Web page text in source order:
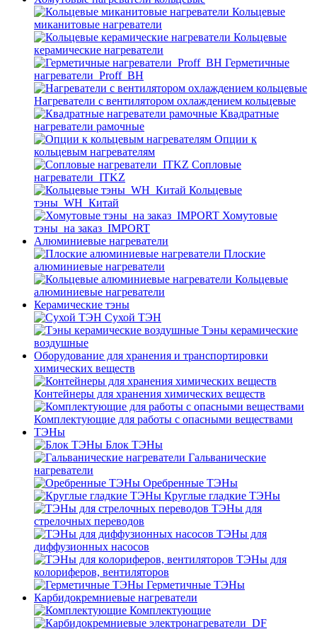
Кольцевые
миканитовые нагреватели
Кольцевые
керамические нагреватели
Герметичные
нагреватели_Proff_BH
Нагреватели с вентилятором охлаждением кольцевые
Квадратные
нагреватели рамочные
Опции к
кольцевым нагревателям
Cопловые
нагреватели_ITKZ
Кольцевые
тэны_WH_Китай
Хомутовые
тэны_на заказ_IMPORT
Алюминиевые нагреватели
Плоские
алюминиевые нагреватели
Кольцевые
алюминиевые нагреватели
Керамические тэны
Сухой ТЭН
Тэны керамические
воздушные
Оборудование для хранения и транспортировки
химических веществ
Контейнеры для хранения химических веществ
Комплектующие для работы с опасными веществами
ТЭНы
Блок ТЭНы
Гальванические
нагреватели
Оребренные ТЭНы
Круглые гладкие ТЭНы
ТЭНы для
стрелочных переводов
ТЭНы для
диффузионных насосов
ТЭНы для
колориферов, вентиляторов
Герметичные ТЭНы
Карбидокремниевые нагреватели
Комплектующие